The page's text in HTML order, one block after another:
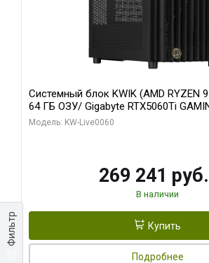
Фильтр
Системный блок KWIK (AMD RYZEN
64 ГБ ОЗУ/ Gigabyte RTX5060Ti
GDDR7 128bit 3xDP H/ 1 ТБ SSD)
Модель: KW-Live0060
269 241 руб.
В наличии
Купить
Подробнее